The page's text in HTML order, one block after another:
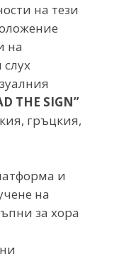
на тези
на
THE SIGN”
гръцкия,
и
на
за хора